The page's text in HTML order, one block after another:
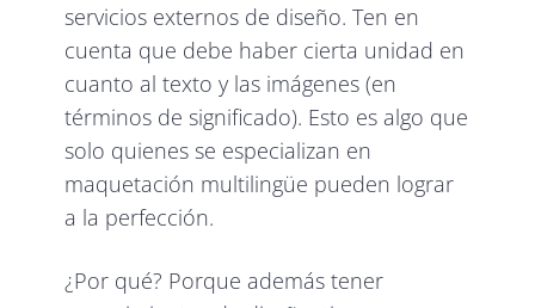
servicios externos de diseño. Ten en
cuenta que debe haber cierta unidad en
cuanto al texto y las imágenes (en
términos de significado). Esto es algo que
solo quienes se especializan en
maquetación multilingüe pueden lograr
a la perfección.
¿Por qué? Porque además tener